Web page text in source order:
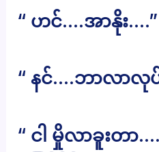
“ ဟင်….အာနိုး….”
“ နင်….ဘာလာလု
“ ငါ မှိုလာခူးတ